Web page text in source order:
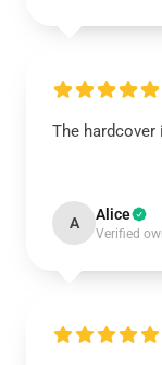
The
A Alice
Verified